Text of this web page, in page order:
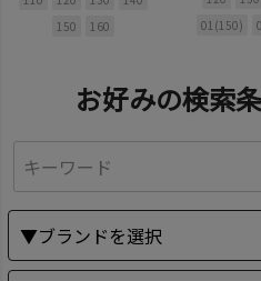
150
160
01(150)
お好みの検索
▼ブランドを選択